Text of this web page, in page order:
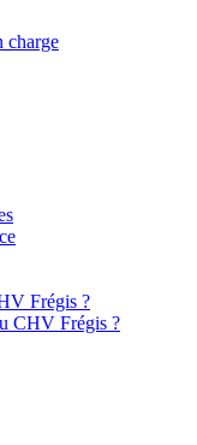
charge
Frégis ?
CHV Frégis ?